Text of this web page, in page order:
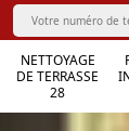
NETTOYAGE
DE TERRASSE
28